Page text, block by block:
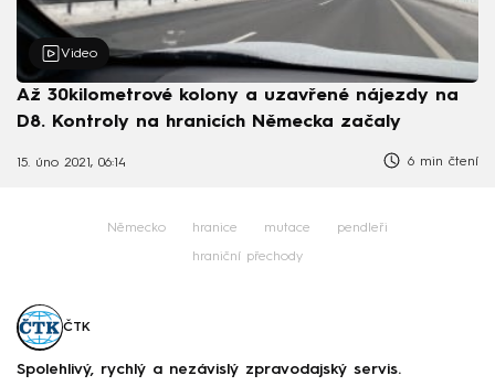
Video
Až 30kilometrové kolony a uzavřené nájezdy na
D8. Kontroly na hranicích Německa začaly
15. úno 2021, 06:14 6 min čtení
Německo hranice mutace pendleři
hraniční přechody
ČTK
Spolehlivý, rychlý a nezávislý zpravodajský servis.